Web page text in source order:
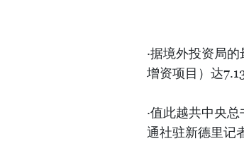
·据境外投资局
增资项目）达
·值此越共中央
通社驻新德里记